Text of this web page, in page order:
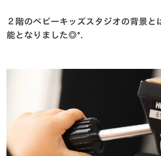
２階のベビーキッズスタジオの背景と
能となりました◎*.